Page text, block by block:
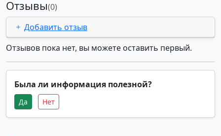
Отзывы(0)
Добавить отзыв
Отзывов пока нет, вы можете оставить первый.
Была ли информация полезной?
Да Нет